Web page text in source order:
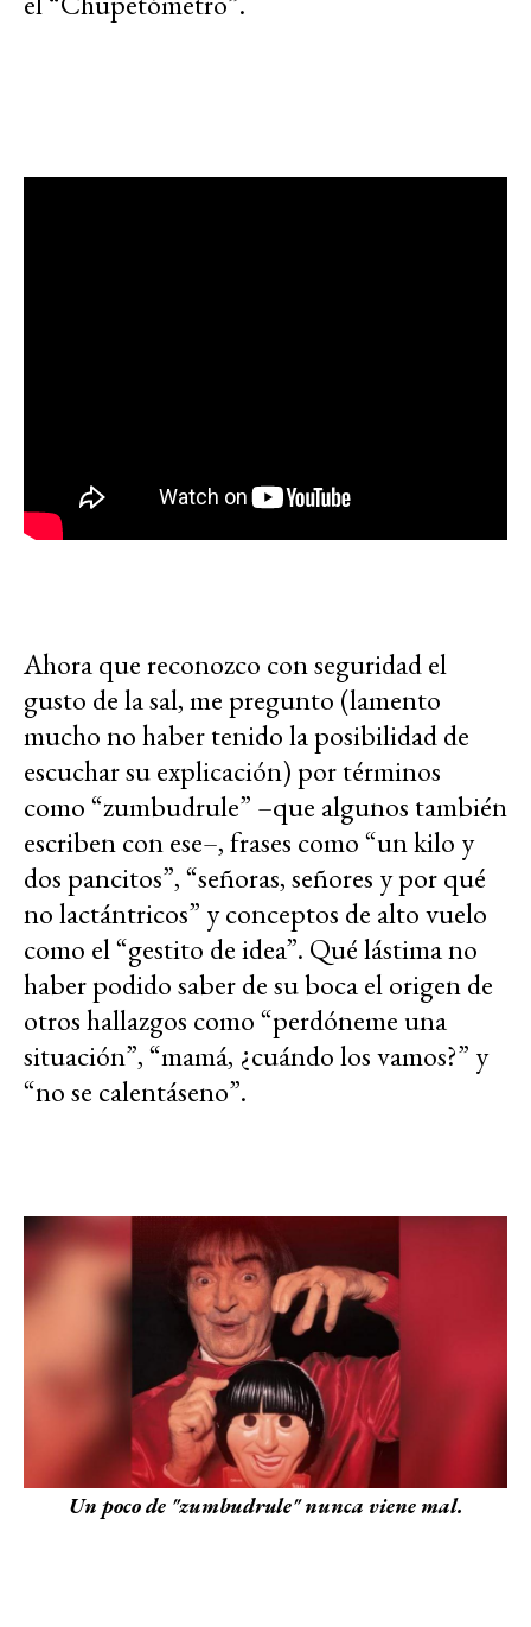
Ahora que reconozco con seguridad el
gusto de la sal, me pregunto (lamento
mucho no haber tenido la posibilidad de
escuchar su explicación) por términos
como “zumbudrule” –que algunos también
escriben con ese–, frases como “un kilo y
dos pancitos”, “señoras, señores y por qué
no lactántricos” y conceptos de alto vuelo
como el “gestito de idea”. Qué lástima no
haber podido saber de su boca el origen de
otros hallazgos como “perdóneme una
situación”, “mamá, ¿cuándo los vamos?” y
“no se calentáseno”.
Un poco de "zumbudrule" nunca viene mal.